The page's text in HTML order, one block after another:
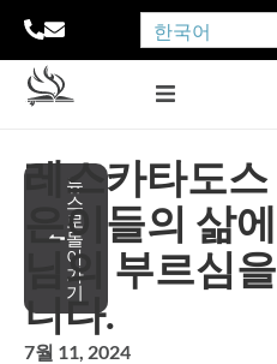
한국어
뉴
스
로
돌
아
가
기
레스카타도스
은이들의 삶
님의 부르심
니다.
7월 11, 2024